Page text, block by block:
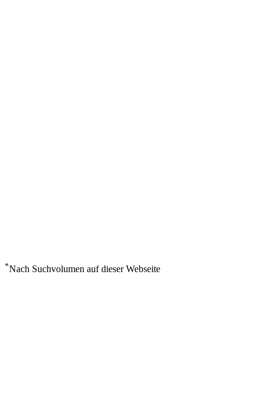
*Nach Suchvolumen auf dieser Webseite